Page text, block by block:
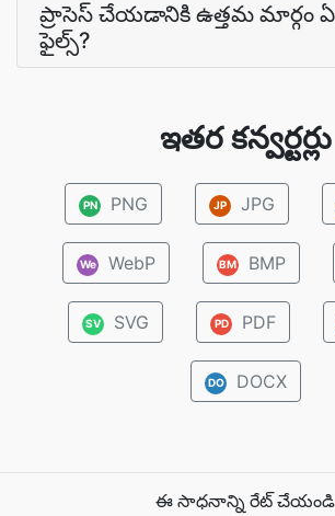
ప్రాసెస్ చేయడానికి ఉత్తమ మార్గం
ఫైల్స్?
ఇతర కన్వర్టర్లు
PN PNG JP JPG
We WebP BM BMP
SV SVG PD PDF
DO DOCX
ఈ సాధనాన్ని రేట్ చేయండి